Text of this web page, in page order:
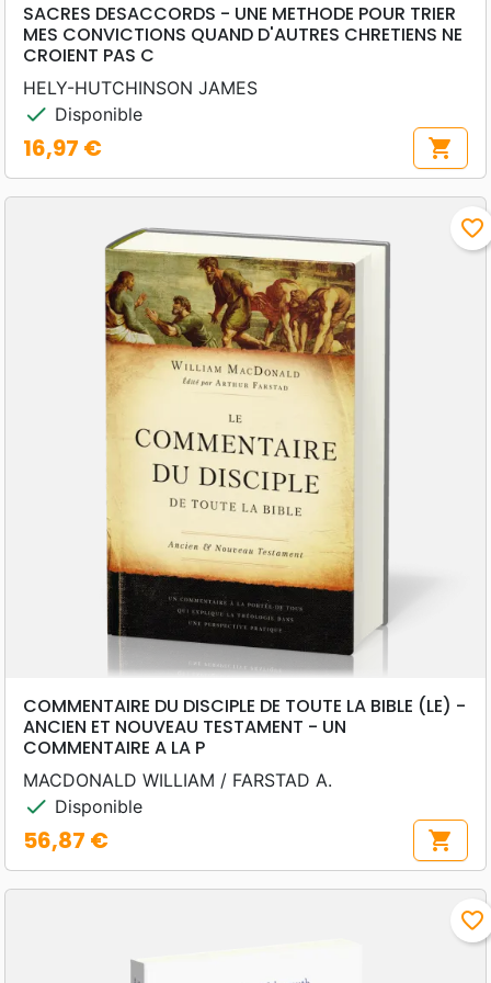
SACRES DESACCORDS - UNE METHODE POUR TRIER
MES CONVICTIONS QUAND D'AUTRES CHRETIENS NE
CROIENT PAS C
HELY-HUTCHINSON JAMES
check Disponible
Prix
16,97 € shopping_cart
favorite_border
COMMENTAIRE DU DISCIPLE DE TOUTE LA BIBLE (LE) -
ANCIEN ET NOUVEAU TESTAMENT - UN
COMMENTAIRE A LA P
MACDONALD WILLIAM / FARSTAD A.
check Disponible
Prix
56,87 € shopping_cart
favorite_border